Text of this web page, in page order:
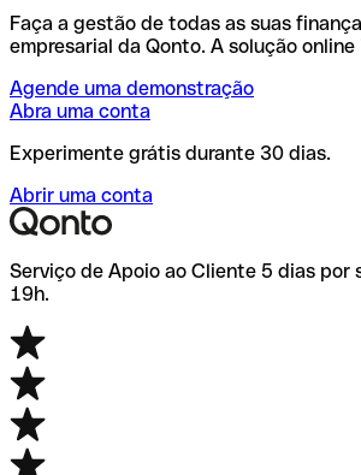
Faça a gestão de todas as suas
empresarial da Qonto. A solução
Agende uma demonstração
Abra uma conta
Experimente grátis durante 30 dias.
Abrir uma conta
Serviço de Apoio ao Cliente 5 dias por
19h.